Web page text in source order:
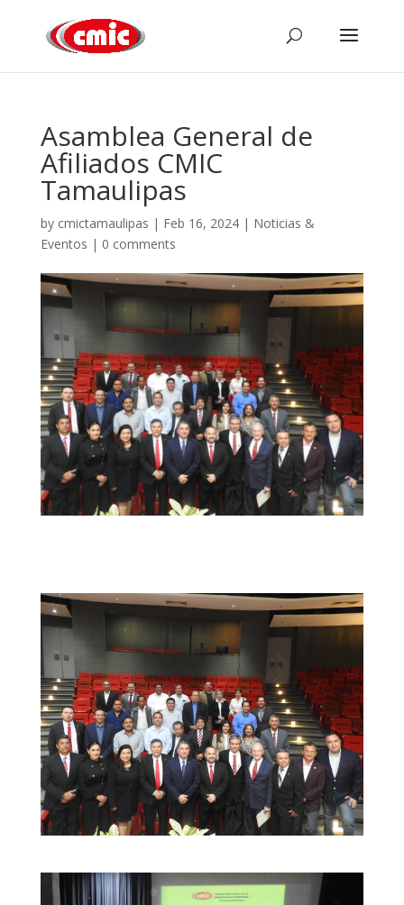
Asamblea General de
Afiliados CMIC
Tamaulipas
by cmictamaulipas | Feb 16, 2024| Noticias &
Eventos | 0 comments